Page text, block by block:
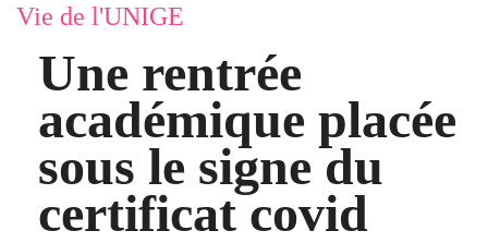
Vie de l'UNIGE
Une rentrée
académique placée
sous le signe du
certificat covid